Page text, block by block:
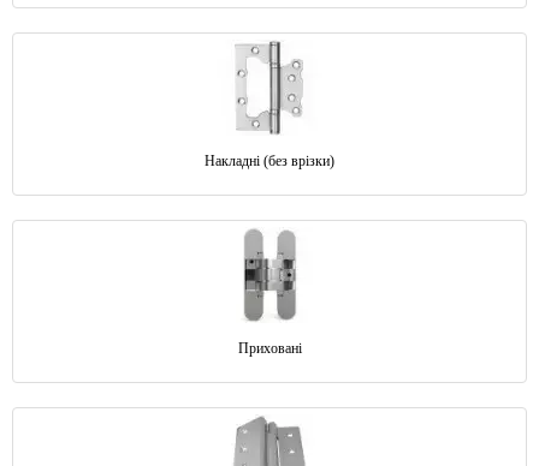
Накладні (без врізки)
Приховані